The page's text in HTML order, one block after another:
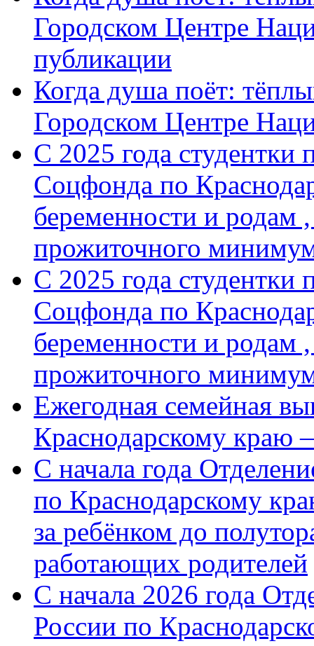
Городском Центре
публикации
Когда душа поёт:
Городском Центре
С 2025 года студентки
Соцфонда по
беременности и родам
прожиточного
С 2025 года студентки
Соцфонда по
беременности и родам
прожиточного
Ежегодная семейная
Краснодарскому краю
С начала года
по Краснодарскому
за ребёнком до
работающих родителей
С начала 2026 года
России по